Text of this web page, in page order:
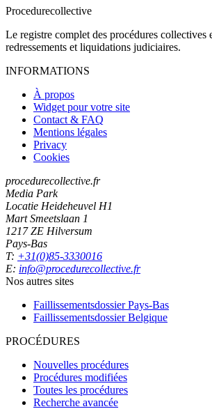
Procedurecollective
Le registre complet des procédures
redressements et liquidations judiciaires.
INFORMATIONS
À propos
Widget pour votre site
Contact & FAQ
Mentions légales
Privacy
Cookies
procedurecollective.fr
Media Park
Locatie Heideheuvel H1
Mart Smeetslaan 1
1217 ZE Hilversum
Pays-Bas
T: +31(0)85-3330016
E: info@procedurecollective.fr
Nos autres sites
Faillissementsdossier Pays-Bas
Faillissementsdossier Belgique
PROCÉDURES
Nouvelles procédures
Procédures modifiées
Toutes les procédures
Recherche avancée